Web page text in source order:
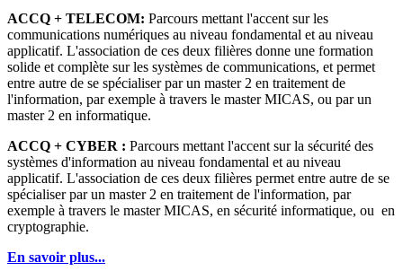
ACCQ + TELECOM: Parcours mettant l'accent sur les
communications numériques au niveau fondamental et au niveau
applicatif. L'association de ces deux filières donne une formation
solide et complète sur les systèmes de communications, et permet
entre autre de se spécialiser par un master 2 en traitement de
l'information, par exemple à travers le master MICAS, ou par un
master 2 en informatique.
ACCQ + CYBER : Parcours mettant l'accent sur la sécurité des
systèmes d'information au niveau fondamental et au niveau
applicatif. L'association de ces deux filières permet entre autre de se
spécialiser par un master 2 en traitement de l'information, par
exemple à travers le master MICAS, en sécurité informatique, ou en
cryptographie.
En savoir plus...